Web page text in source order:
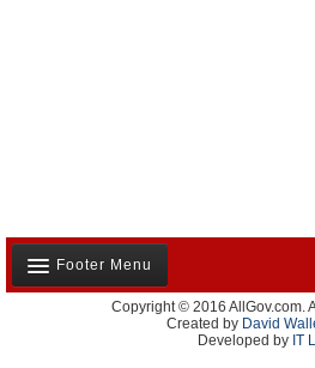
Footer Menu
Notre
Contactez-
Copyright © 2016 AllGov.com.
Created by David
Developed by IT